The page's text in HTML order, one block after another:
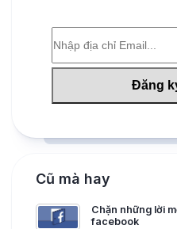
Cũ mà hay
Chặn những lời
facebook